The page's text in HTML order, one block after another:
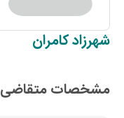
شهرزادکامران
مشخصات متقاضی